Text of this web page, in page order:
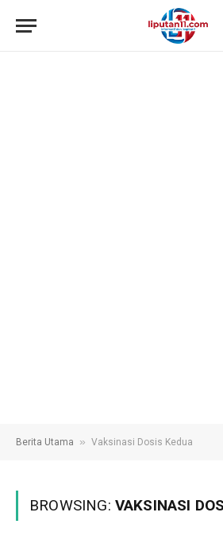
Berita Utama » Vaksinasi Dosis Kedua
BROWSING: VAKSINASI